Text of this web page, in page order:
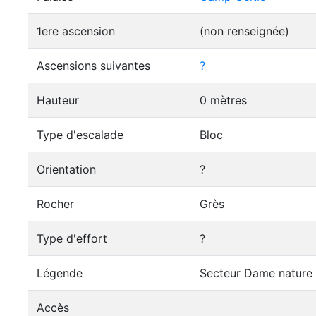
1ere ascension (non renseignée)
Ascensions suivantes ?
Hauteur 0 mètres
Type d'escalade Bloc
Orientation ?
Rocher Grès
Type d'effort ?
Légende Secteur Dame
Accès